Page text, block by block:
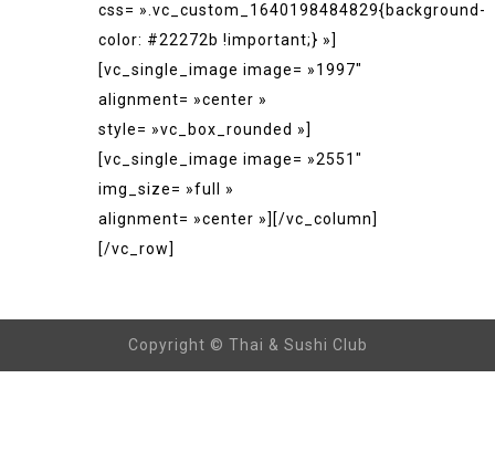
css= ».vc_custom_1640198484829{background-
color: #22272b !important;} »]
[vc_single_image image= »1997″
alignment= »center »
style= »vc_box_rounded »]
[vc_single_image image= »2551″
img_size= »full »
alignment= »center »][/vc_column]
[/vc_row]
Copyright © Thai & Sushi Club